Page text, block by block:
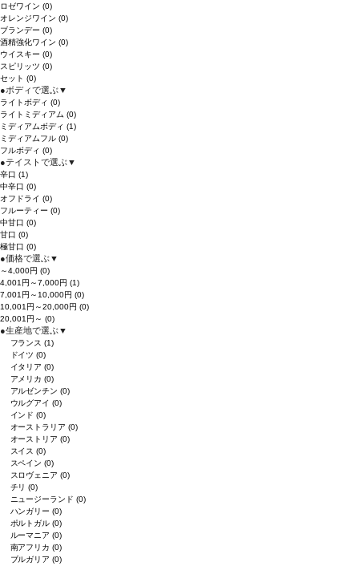
ロゼワイン (0)
オレンジワイン (0)
ブランデー (0)
酒精強化ワイン (0)
ウイスキー (0)
スピリッツ (0)
セット (0)
●ボディで選ぶ▼
ライトボディ (0)
ライトミディアム (0)
ミディアムボディ (1)
ミディアムフル (0)
フルボディ (0)
●テイストで選ぶ▼
辛口 (1)
中辛口 (0)
オフドライ (0)
フルーティー (0)
中甘口 (0)
甘口 (0)
極甘口 (0)
●価格で選ぶ▼
～4,000円 (0)
4,001円～7,000円 (1)
7,001円～10,000円 (0)
10,001円～20,000円 (0)
20,001円～ (0)
●生産地で選ぶ▼
フランス(1)
ドイツ(0)
イタリア(0)
アメリカ(0)
アルゼンチン(0)
ウルグアイ(0)
インド(0)
オーストラリア(0)
オーストリア(0)
スイス(0)
スペイン(0)
スロヴェニア(0)
チリ(0)
ニュージーランド(0)
ハンガリー(0)
ポルトガル(0)
ルーマニア(0)
南アフリカ(0)
ブルガリア(0)